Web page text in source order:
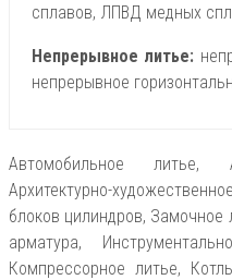
сплавов, ЛПВД медных
Непрерывное литье:
непрерывное
Автомобильное литье,
Архитектурно-
блоков цилиндров,
арматура,
Компрессорное литье,